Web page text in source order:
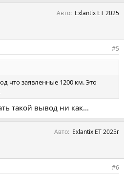
квт.ч/100 км
л/100 км.
энергии на 695 км
на 30 км
Авто Exlantix ET 2025
#5
что заявленные 1200 км. Это
такой вывод ни как...
Авто Exlantix ET 2025г
#6